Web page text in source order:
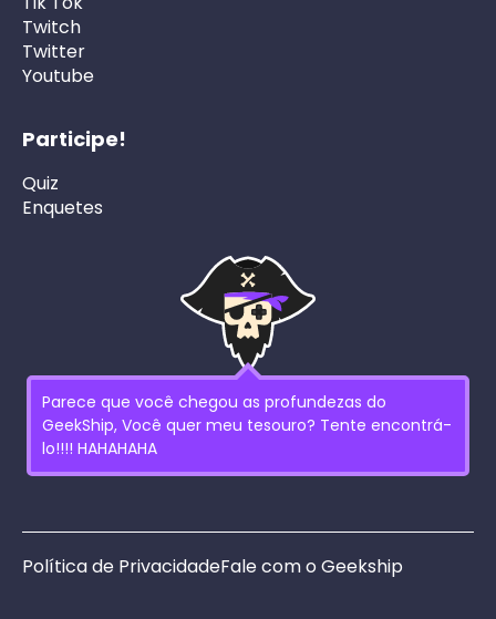
Twitch
Twitter
Youtube
Participe!
Quiz
Enquetes
Parece que você chegou as profundezas do
GeekShip, Você quer meu tesouro? Tente encontrá-
lo!!!! HAHAHAHA
Política de PrivacidadeFale com o Geekship